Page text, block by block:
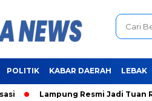
POLITIK KABAR DAERAH LEBAK
Resmi Jadi Tuan Rumah